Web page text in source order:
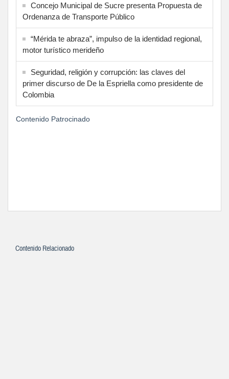
Concejo Municipal de Sucre presenta Propuesta de
Ordenanza de Transporte Público
“Mérida te abraza”, impulso de la identidad regional,
motor turístico merideño
Seguridad, religión y corrupción: las claves del
primer discurso de De la Espriella como presidente de
Colombia
Contenido Patrocinado
Contenido Relacionado